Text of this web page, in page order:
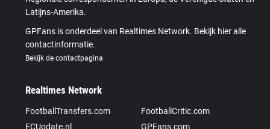
Latijns-Amerika.
GPFans is onderdeel van Realtimes Network. Bekijk hier alle
contactinformatie.
Bekijk de contactpagina
Realtimes Network
FootballTransfers.com
FootballCritic.com
FCUpdate.nl
GPFans.com